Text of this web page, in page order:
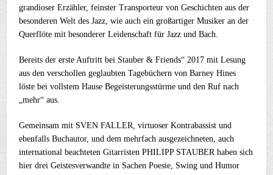
grandioser Erzähler, feinster Transporteur von Geschichten aus der
besonderen Welt des Jazz, wie auch ein großartiger Musiker an der
Querflöte mit besonderer Leidenschaft für Jazz und Bach.
Bereits der erste Auftritt bei Stauber & Friends“ 2017 mit Lesung
aus den verschollen geglaubten Tagebüchern von Barney Hines
löste bei vollstem Hause Begeisterungsstürme und den Ruf nach
„mehr“ aus.
Gemeinsam mit SVEN FALLER, virtuoser Kontrabassist und
ebenfalls Buchautor, und dem mehrfach ausgezeichneten, auch
international beachteten Gitarristen PHILIPP STAUBER haben sich
hier drei Geistesverwandte in Sachen Poesie, Swing und Humor